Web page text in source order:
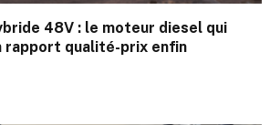
48V : le moteur diesel qui
rapport qualité-prix enfin